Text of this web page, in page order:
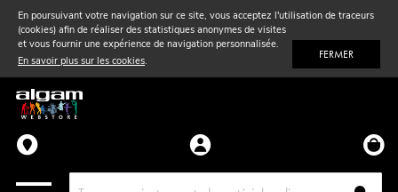
En poursuivant votre navigation sur ce site, vous acceptez l'utilisation de traceurs
(cookies) afin de réaliser des statistiques anonymes de visites
et vous fournir une expérience de navigation personnalisée.
En savoir plus sur les cookies. FERMER
Vent& Violon
Accessoires
Pièces détachées